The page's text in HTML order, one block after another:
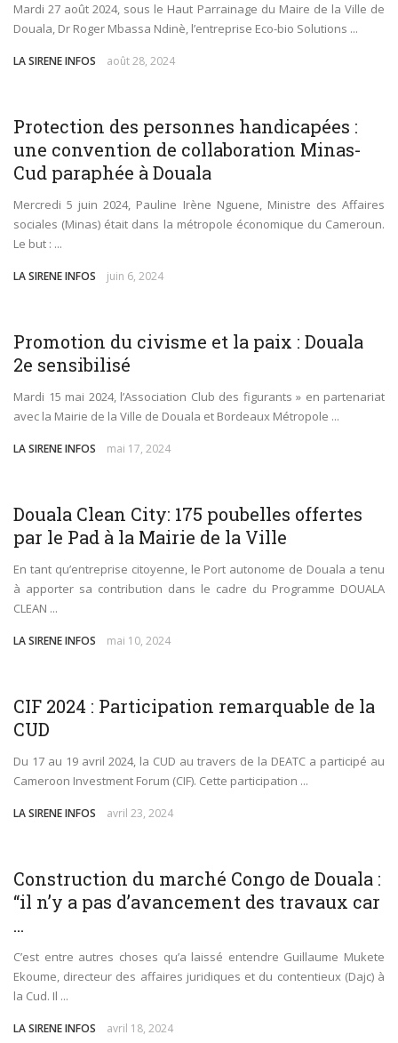
Mardi 27 août 2024, sous le Haut Parrainage du Maire de la Ville de
Douala, Dr Roger Mbassa Ndinè, l’entreprise Eco-bio Solutions ...
LA SIRENE INFOS août 28, 2024
Protection des personnes handicapées :
une convention de collaboration Minas-
Cud paraphée à Douala
Mercredi 5 juin 2024, Pauline Irène Nguene, Ministre des Affaires
sociales (Minas) était dans la métropole économique du Cameroun.
Le but : ...
LA SIRENE INFOS juin 6, 2024
Promotion du civisme et la paix : Douala
2e sensibilisé
Mardi 15 mai 2024, l’Association Club des figurants » en partenariat
avec la Mairie de la Ville de Douala et Bordeaux Métropole ...
LA SIRENE INFOS mai 17, 2024
Douala Clean City: 175 poubelles offertes
par le Pad à la Mairie de la Ville
En tant qu’entreprise citoyenne, le Port autonome de Douala a tenu
à apporter sa contribution dans le cadre du Programme DOUALA
CLEAN ...
LA SIRENE INFOS mai 10, 2024
CIF 2024 : Participation remarquable de la
CUD
Du 17 au 19 avril 2024, la CUD au travers de la DEATC a participé au
Cameroon Investment Forum (CIF). Cette participation ...
LA SIRENE INFOS avril 23, 2024
Construction du marché Congo de Douala :
“il n’y a pas d’avancement des travaux car
...
C’est entre autres choses qu’a laissé entendre Guillaume Mukete
Ekoume, directeur des affaires juridiques et du contentieux (Dajc) à
la Cud. Il ...
LA SIRENE INFOS avril 18, 2024